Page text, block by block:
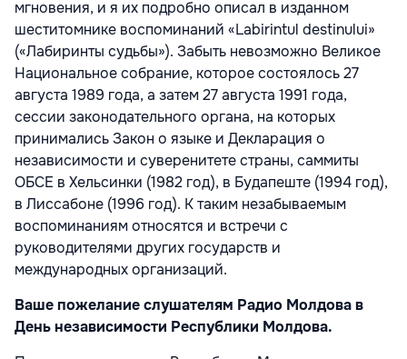
мгновения, и я их подробно описал в изданном
шеститомнике воспоминаний «Labirintul destinului»
(«Лабиринты судьбы»). Забыть невозможно Великое
Национальное собрание, которое состоялось 27
августа 1989 года, а затем 27 августа 1991 года,
сессии законодательного органа, на которых
принимались Закон о языке и Декларация о
независимости и суверенитете страны, саммиты
ОБСЕ в Хельсинки (1982 год), в Будапеште (1994 год),
в Лиссабоне (1996 год). К таким незабываемым
воспоминаниям относятся и встречи с
руководителями других государств и
международных организаций.
Ваше пожелание слушателям Радио Молдова в
День независимости Республики Молдова.